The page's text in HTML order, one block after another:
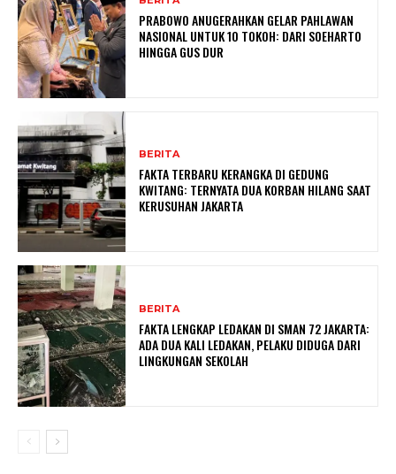
PRABOWO ANUGERAHKAN GELAR PAHLAWAN
NASIONAL UNTUK 10 TOKOH: DARI SOEHARTO
HINGGA GUS DUR
BERITA
FAKTA TERBARU KERANGKA DI GEDUNG
KWITANG: TERNYATA DUA KORBAN HILANG SAAT
KERUSUHAN JAKARTA
BERITA
FAKTA LENGKAP LEDAKAN DI SMAN 72 JAKARTA:
ADA DUA KALI LEDAKAN, PELAKU DIDUGA DARI
LINGKUNGAN SEKOLAH